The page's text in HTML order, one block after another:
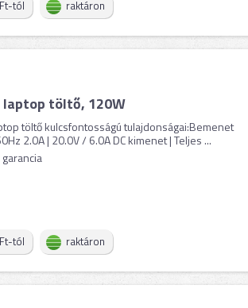
tól raktáron
laptop töltő, 120W
töltő kulcsfontosságú tulajdonságai:Bemenet
2.0A | 20.0V / 6.0A DC kimenet | Teljes ...
tól raktáron